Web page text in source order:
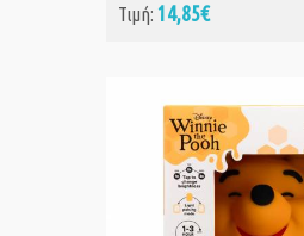
Τιμή: 14,85€